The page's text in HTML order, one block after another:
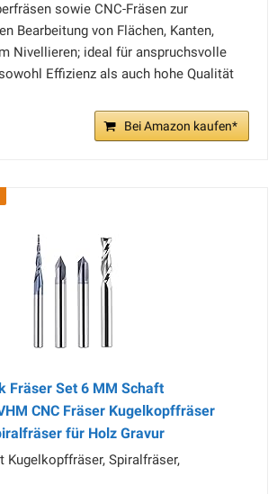
sowie CNC-Fräsen zur
Bearbeitung von Flächen, Kanten,
Nivellieren; ideal für anspruchsvolle
Effizienz als auch hohe Qualität
Bei Amazon kaufen*
Fräser Set 6 MM Schaft
CNC Fräser Kugelkopffräser
für Holz Gravur
Kugelkopffräser, Spiralfräser,